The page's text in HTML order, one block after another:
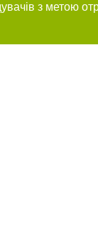
з метою